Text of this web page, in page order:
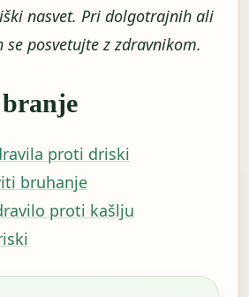
nasvet. Pri dolgotrajnih ali
posvetujte z zdravnikom.
proti driski
bruhanje
proti kašlju